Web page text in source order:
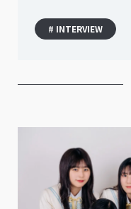
# INTERVIEW